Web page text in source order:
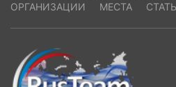
ОРГАНИЗАЦИИ
МЕСТА